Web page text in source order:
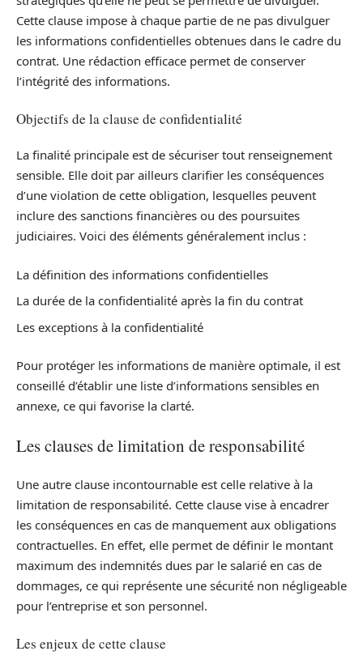
Cette clause impose à chaque partie de ne pas divulguer
les informations confidentielles obtenues dans le cadre du
contrat. Une rédaction efficace permet de conserver
l’intégrité des informations.
Objectifs de la clause de confidentialité
La finalité principale est de sécuriser tout renseignement
sensible. Elle doit par ailleurs clarifier les conséquences
d’une violation de cette obligation, lesquelles peuvent
inclure des sanctions financières ou des poursuites
judiciaires. Voici des éléments généralement inclus :
La définition des informations confidentielles
La durée de la confidentialité après la fin du contrat
Les exceptions à la confidentialité
Pour protéger les informations de manière optimale, il est
conseillé d’établir une liste d’informations sensibles en
annexe, ce qui favorise la clarté.
Les clauses de limitation de responsabilité
Une autre clause incontournable est celle relative à la
limitation de responsabilité. Cette clause vise à encadrer
les conséquences en cas de manquement aux obligations
contractuelles. En effet, elle permet de définir le montant
maximum des indemnités dues par le salarié en cas de
dommages, ce qui représente une sécurité non négligeable
pour l’entreprise et son personnel.
Les enjeux de cette clause